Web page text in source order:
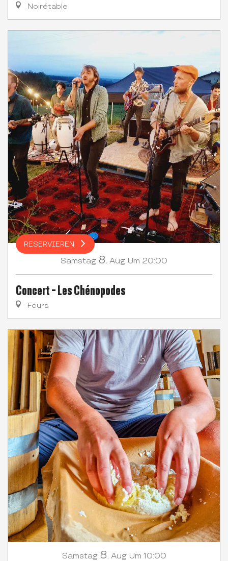
Noirétable
RESERVIEREN
Samstag 8. Aug Um 20:00
Concert - Les Chénopodes
Feurs
Samstag 8. Aug Um 10:00